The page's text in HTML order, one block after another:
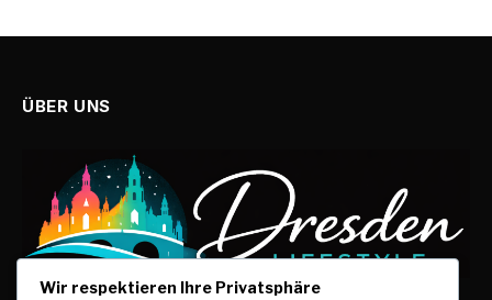
ÜBER UNS
Wir respektieren Ihre Privatsphäre